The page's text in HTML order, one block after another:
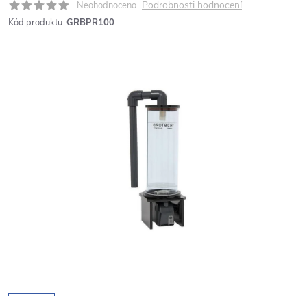
Neohodnoceno Podrobnosti hodnocení
Kód produktu: GRBPR100